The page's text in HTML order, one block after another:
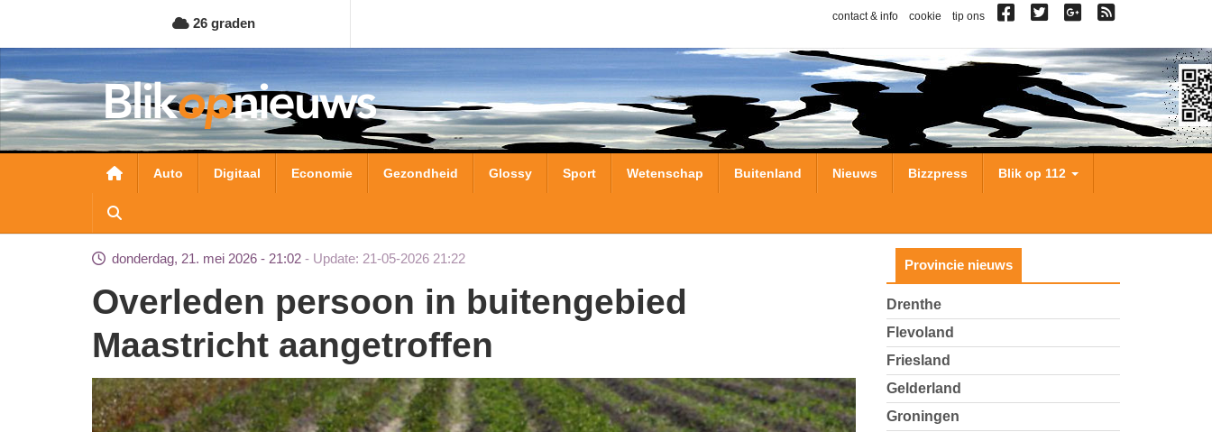
naar
de
inhoud
gaan
26 graden contact & info cookie tip ons
Hoofdnavigatie
Auto Digitaal Economie Gezondheid Glossy Sport Wetenschap Buitenland Nieuws Bizzpress Blik op 112
donderdag, 21. mei 2026 - 21:02 Update: 21-05-2026 21:22
Overleden persoon in buitengebied
Maastricht aangetroffen
Provincie nieuws
Drenthe
Flevoland
Friesland
Gelderland
Groningen